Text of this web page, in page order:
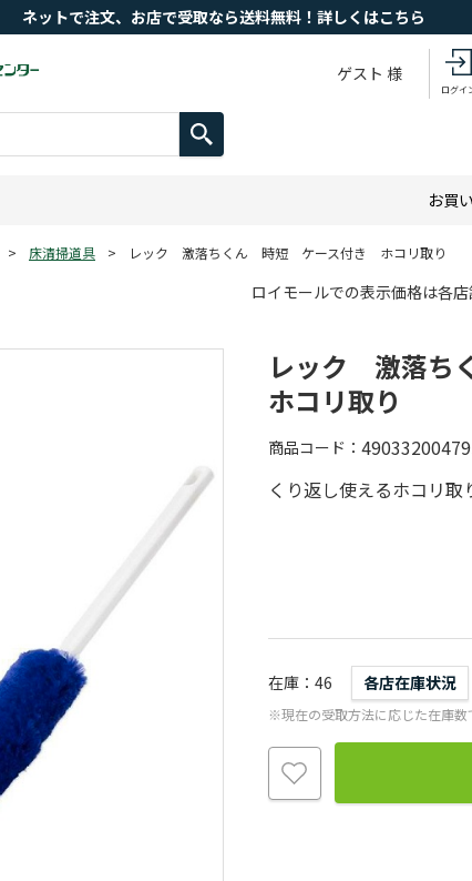
ネットで注文、お店で受取なら送料無料！詳しくはこちら
ゲスト 様
ログイ
お買
> 床清掃道具 > レック 激落ちくん 時短 ケース付き ホコリ取り
ロイモールでの表示価格は各
レック 激落
ホコリ取り
商品コード
くり返し使えるホコリ
在庫 46 各店在庫状況
※現在の受取方法に応じた在庫数